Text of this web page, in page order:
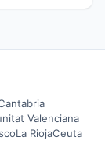
Valenciana
La RiojaCeuta